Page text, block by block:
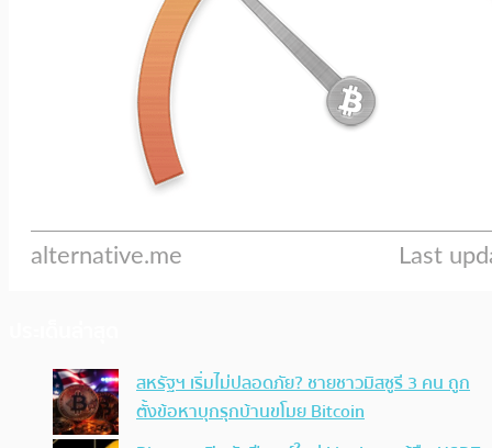
สหรัฐฯ เริ่มไม่ปลอดภัย? ชายชาวมิสซูรี 3 คน ถูก
ตั้งข้อหาบุกรุกบ้านขโมย Bitcoin